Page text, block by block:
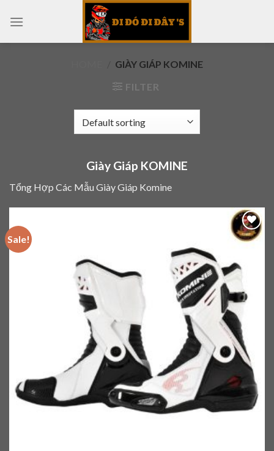
GIÀY GIÁP KOMINE
FILTER
Giày Giáp KOMINE
Tổng Hợp Các Mẫu Giày Giáp Komine
Sale!
Add to